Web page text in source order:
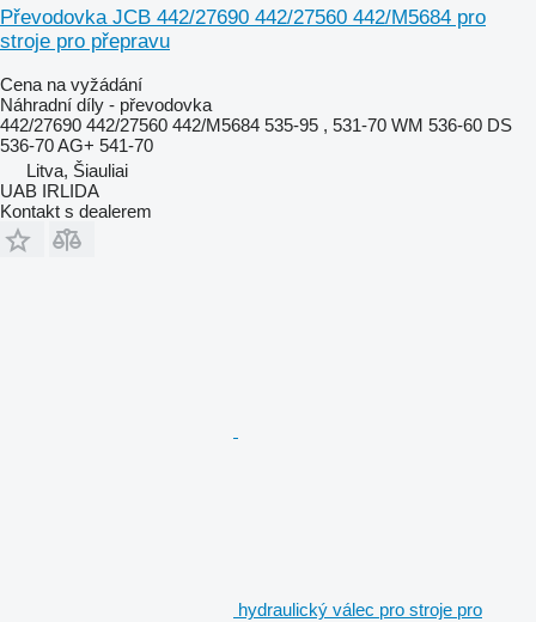
Převodovka JCB 442/27690 442/27560 442/M5684 pro
stroje pro přepravu
Cena na vyžádání
Náhradní díly - převodovka
442/27690 442/27560 442/M5684 535-95 , 531-70 WM 536-60 DS
536-70 AG+ 541-70
Litva, Šiauliai
UAB IRLIDA
Kontakt s dealerem
hydraulický válec pro stroje pro